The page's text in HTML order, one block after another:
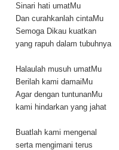
Sinari hati umatMu
Dan curahkanlah cintaMu
Semoga Dikau kuatkan
yang rapuh dalam tubuhnya
Halaulah musuh umatMu
Berilah kami damaiMu
Agar dengan tuntunanMu
kami hindarkan yang jahat
Buatlah kami mengenal
serta mengimani terus